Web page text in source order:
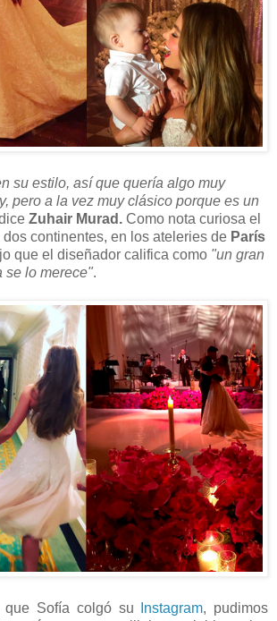
su estilo, así que quería algo muy
pero a la vez muy clásico porque es un
Zuhair Murad. Como nota curiosa el
continentes, en los ateleries de París
que el diseñador califica como "un gran
se lo merece".
que Sofía colgó su Instagram, pudimos